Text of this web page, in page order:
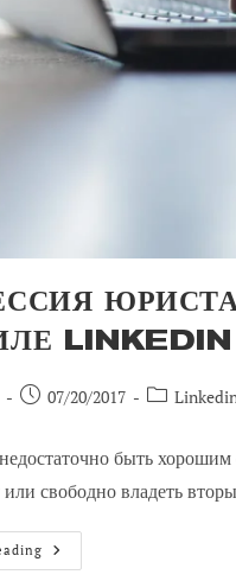
LINKEDIN
Сообщение
07/20/2017
Категория
быть хорошим
свободно владеть
Профессия
Юриста: